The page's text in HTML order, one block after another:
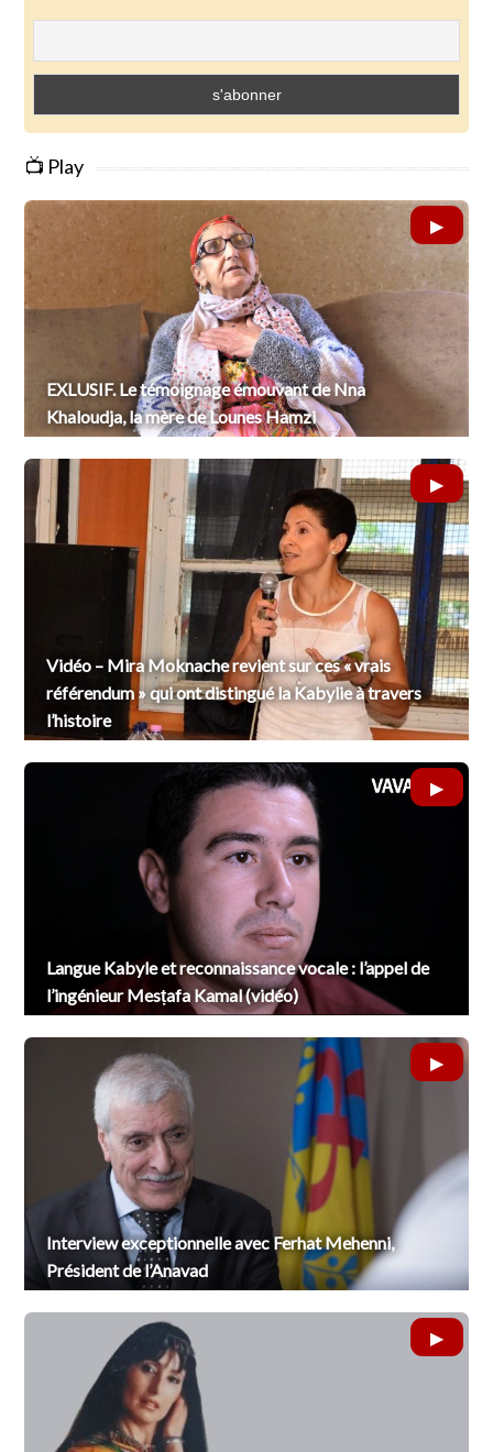
📺 Play
EXLUSIF. Le témoignage émouvant de Nna
Khaloudja, la mère de Lounes Hamzi
Vidéo – Mira Moknache revient sur ces « vrais
référendum » qui ont distingué la Kabylie à travers
l’histoire
Langue Kabyle et reconnaissance vocale : l’appel de
l’ingénieur Mesṭafa Kamal (vidéo)
Interview exceptionnelle avec Ferhat Mehenni,
Président de l’Anavad